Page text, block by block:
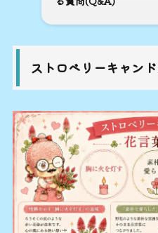
ストロベリーキャン